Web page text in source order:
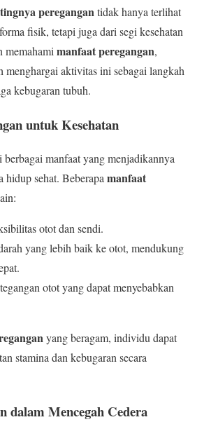
peregangantidak hanya terlihat
fisik, tetapi juga dari segi kesehatan
memahami manfaat peregangan,
menghargai aktivitas ini sebagai langkah
kebugaran tubuh.
untuk Kesehatan
manfaat yang menjadikannya
hidup sehat. Beberapamanfaat
otot dan sendi.
yang lebih baik ke otot, mendukung
otot yang dapat menyebabkan
yang beragam, individu dapat
stamina dan kebugaran secara
dalam Mencegah Cedera